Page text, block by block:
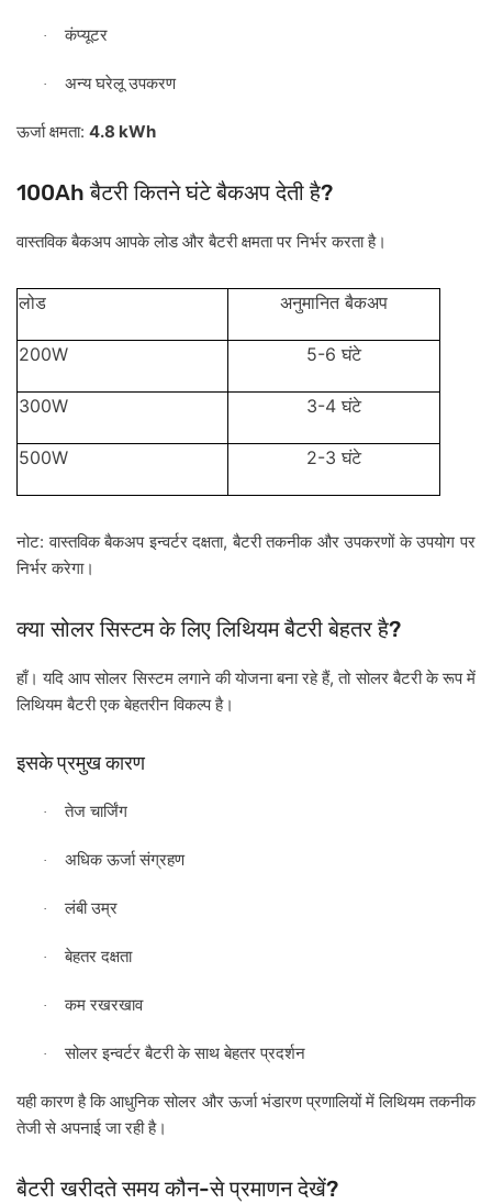
· कंप्यूटर
· अन्य घरेलू उपकरण
ऊर्जा क्षमता: 4.8 kWh
100Ahबैटरी कितने घंटे बैकअप देती है?
वास्तविक बैकअप आपके लोड और बैटरी क्षमता पर निर्भर करता है।
लोड अनुमानित बैकअप
200W 5-6घंटे
300W 3-4घंटे
500W 2-3घंटे
नोट:वास्तविक बैकअप इन्वर्टर दक्षता,बैटरी तकनीक और उपकरणों के उपयोग पर
निर्भर करेगा।
क्या सोलर सिस्टम के लिए लिथियम बैटरी बेहतर है?
हाँ। यदि आप सोलर सिस्टम लगाने की योजना बना रहे हैं,तो सोलर बैटरी के रूप में
लिथियम बैटरी एक बेहतरीन विकल्प है।
इसके प्रमुख कारण
· तेज चार्जिंग
· अधिक ऊर्जा संग्रहण
· लंबी उम्र
· बेहतर दक्षता
· कम रखरखाव
· सोलर इन्वर्टर बैटरी के साथ बेहतर प्रदर्शन
यही कारण है कि आधुनिक सोलर और ऊर्जा भंडारण प्रणालियों में लिथियम तकनीक
तेजी से अपनाई जा रही है।
बैटरी खरीदते समय कौन-से प्रमाणन देखें?